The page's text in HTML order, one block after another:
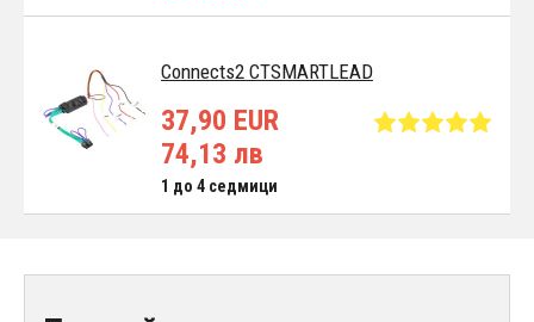
Connects2 CTSMARTLEAD
37,90 EUR
74,13 лв
1 до 4 седмици